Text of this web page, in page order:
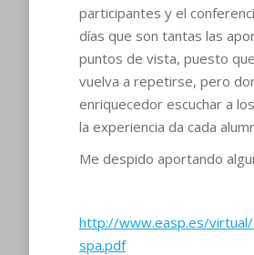
participantes y el
días que son tantas las
puntos de vista, puesto
vuelva a repetirse, pero
enriquecedor escuchar a
la experiencia da cada
Me despido aportando
http://www.easp.es/
spa.pdf